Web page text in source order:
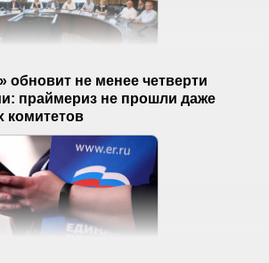
обновит не менее четверти
праймериз не прошли даже
комитетов